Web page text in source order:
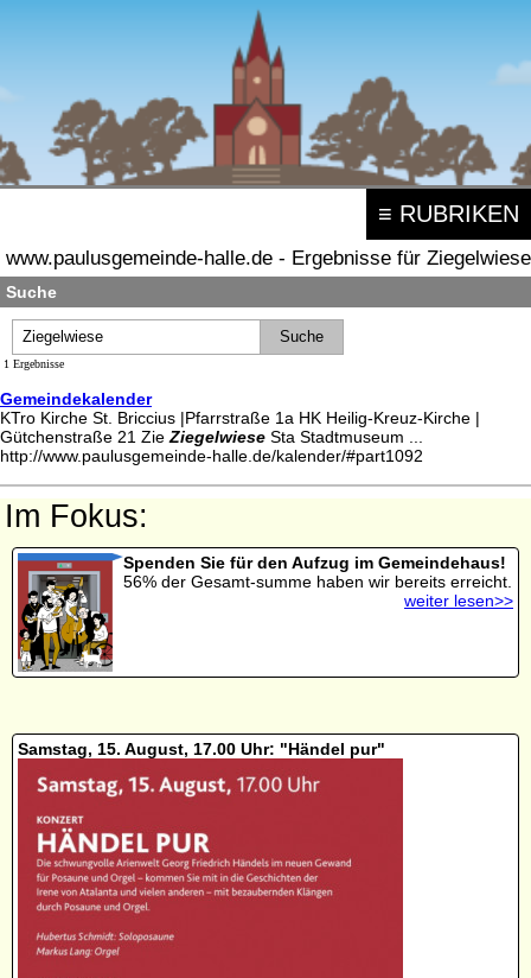
≡ RUBRIKEN
www.paulusgemeinde-halle.de - Ergebnisse für Ziegelwiese
Suche
1 Ergebnisse
Gemeindekalender
KTro Kirche St. Briccius |Pfarrstraße 1a HK Heilig-Kreuz-Kirche |
Gütchenstraße 21 Zie Ziegelwiese Sta Stadtmuseum ...
http://www.paulusgemeinde-halle.de/kalender/#part1092
Im Fokus:
Spenden Sie für den Aufzug im Gemeindehaus!
56% der Gesamt-summe haben wir bereits erreicht.
weiter lesen>>
Samstag, 15. August, 17.00 Uhr: "Händel pur"